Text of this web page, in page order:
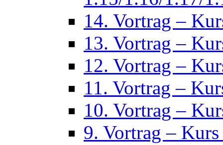
14. Vortrag –
13. Vortrag –
12. Vortrag –
11. Vortrag –
10. Vortrag –
9. Vortrag –